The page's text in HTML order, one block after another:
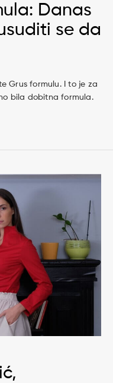
Danas
se da
Grus formulu. I to je za
bila dobitna formula.